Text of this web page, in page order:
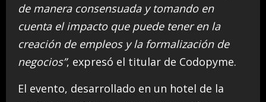
de manera consensuada y tomando en
cuenta el impacto que puede tener en la
creación de empleos y la formalización de
negocios”, expresó el titular de Codopyme.
El evento, desarrollado en un hotel de la